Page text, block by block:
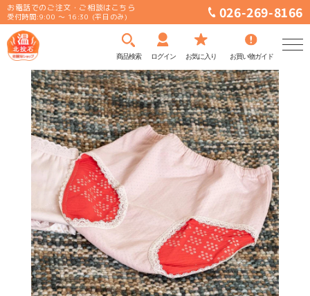
コンテ
ンツに
進む
お電話でのご注文・ご相談はこちら
受付時間:9:00 ～ 16:30 (平日のみ) 026-269-8166
商品検索 ログイン お気に入り お買い物ガイド